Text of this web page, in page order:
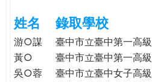
格。
e
r
姓名 錄取學校
游○謀 臺中市立臺中第一高
黃○
臺中市立臺中第一高
吳○蓉
臺中市立臺中女子高